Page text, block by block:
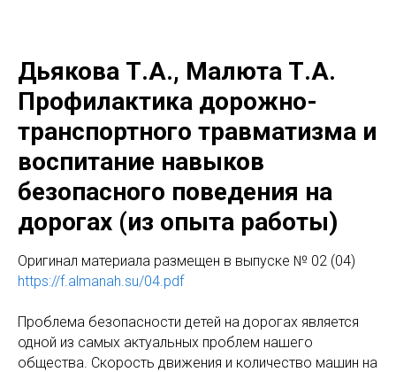
Дьякова Т.А., Малюта Т.А.
Профилактика дорожно-
транспортного травматизма и
воспитание навыков
безопасного поведения на
дорогах (из опыта работы)
Оригинaл материала размещен в выпуске № 02 (04)
https://f.almanah.su/04.pdf
Проблема безопасности детей на дорогах является
одной из самых актуальных проблем нашего
общества. Скорость движения и количество машин на